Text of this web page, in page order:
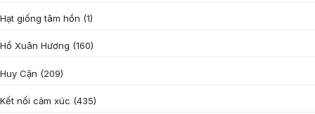
Hạt giống tâm hồn (1)
Hồ Xuân Hương (160)
Huy Cận (209)
Kết nối cảm xúc (435)